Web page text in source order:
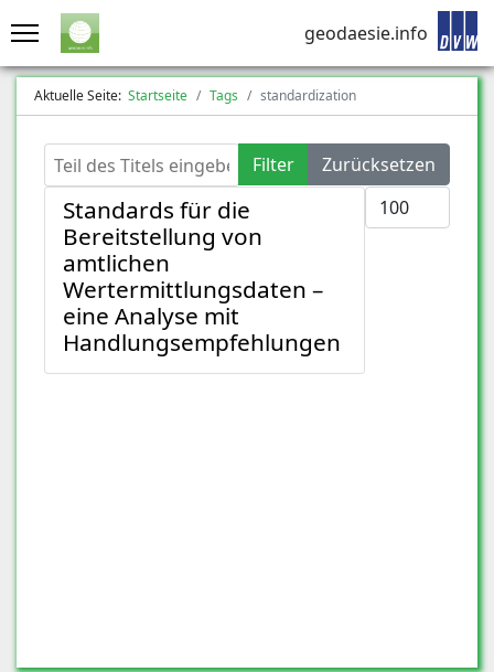
geodaesie.info
Aktuelle Seite: Startseite Tags standardization
Teil des Titels eingeben Filter
Zurücksetzen
Anzeige #
Standards für die
Bereitstellung von
amtlichen
Wertermittlungsdaten –
eine Analyse mit
Handlungsempfehlungen